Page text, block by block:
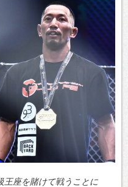
王座を賭けて戦うことに